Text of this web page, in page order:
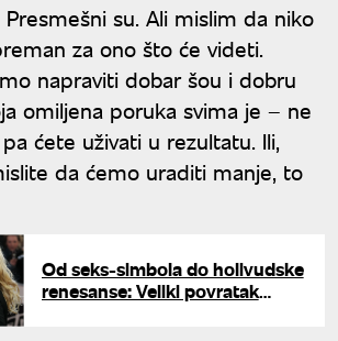
su. Ali mislim da niko
za ono što će videti.
napraviti dobar šou i dobru
omiljena poruka svima je – ne
ćete uživati u rezultatu. Ili,
da ćemo uraditi manje, to
Od seks-simbola do holivudske
renesanse: Veliki povratak